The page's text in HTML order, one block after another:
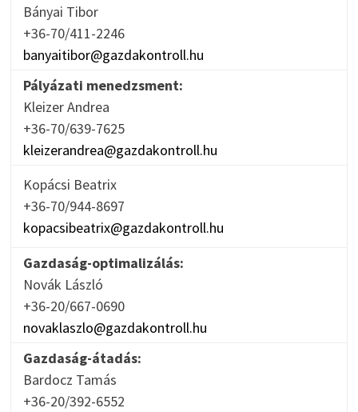
Bányai Tibor
+36-70/411-2246
banyaitibor@gazdakontroll.hu
Pályázati menedzsment:
Kleizer Andrea
+36-70/639-7625
kleizerandrea@gazdakontroll.hu
Kopácsi Beatrix
+36-70/944-8697
kopacsibeatrix@gazdakontroll.hu
Gazdaság-optimalizálás:
Novák László
+36-20/667-0690
novaklaszlo@gazdakontroll.hu
Gazdaság-átadás:
Bardocz Tamás
+36-20/392-6552